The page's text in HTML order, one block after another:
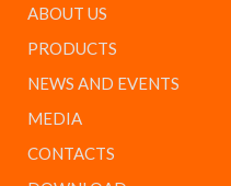
ABOUT US
PRODUCTS
NEWS AND EVENTS
MEDIA
CONTACTS